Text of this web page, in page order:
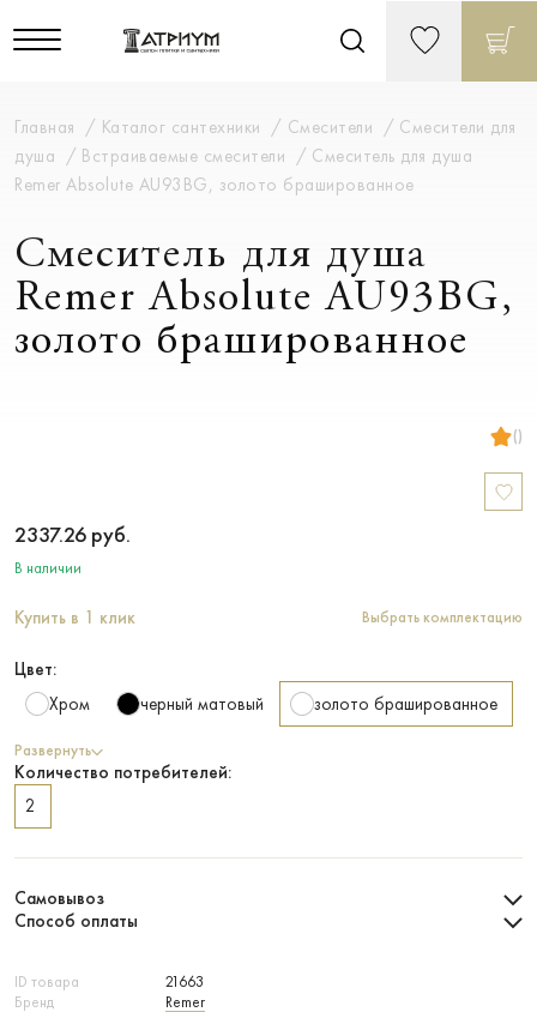
Главная Каталог сантехники Смесители
Смесители для
душа
Встраиваемые смесители
Смеситель для душа
Remer Absolute AU93BG, золото брашированное
Смеситель для душа
Remer Absolute AU93BG,
золото брашированное
()
ID товара
21663
Бренд
Remer
2337.26 руб.
В наличии
Купить в 1 клик Выбрать комплектацию
Цвет:
Хром
черный матовый золото брашированное
Развернуть
Количество потребителей:
2
Самовывоз
Способ оплаты